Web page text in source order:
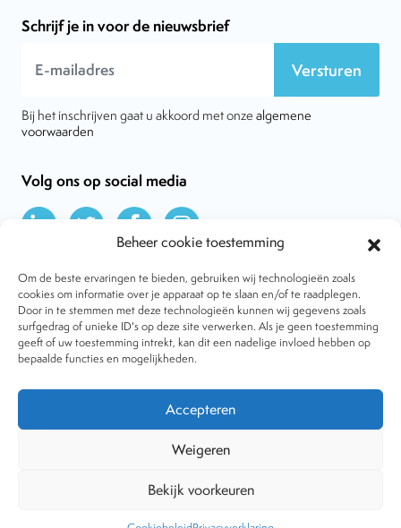
Beheer cookie toestemming
Om de beste ervaringen te bieden, gebruiken wij technologieën zoals
cookies om informatie over je apparaat op te slaan en/of te raadplegen.
Door in te stemmen met deze technologieën kunnen wij gegevens zoals
surfgedrag of unieke ID's op deze site verwerken. Als je geen toestemming
geeft of uw toestemming intrekt, kan dit een nadelige invloed hebben op
bepaalde functies en mogelijkheden.
Accepteren
Weigeren
Bekijk voorkeuren
Schrijf je in voor de nieuwsbrief
Versturen
Bij het inschrijven gaat u akkoord met onze algemene
voorwaarden
Volg ons op social media
Over VtdK
Contact
Nieuws
Behandelwijzen
Dossiers
Tijdschrift
Copyright © 2001-2026 Vereniging tegen de Kwakzalverij. Alle